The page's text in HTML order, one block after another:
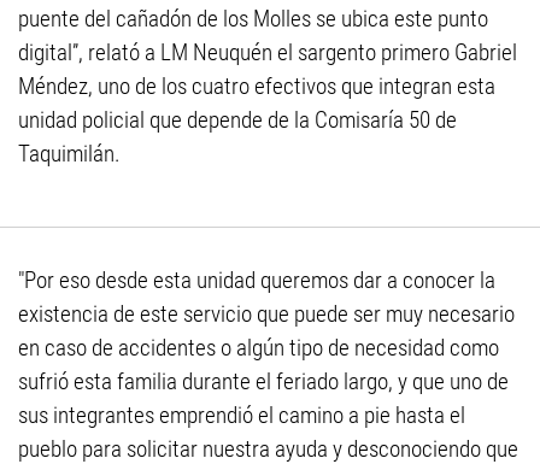
puente del cañadón de los Molles se ubica este punto
digital”, relató a LM Neuquén el sargento primero Gabriel
Méndez, uno de los cuatro efectivos que integran esta
unidad policial que depende de la Comisaría 50 de
Taquimilán.
"Por eso desde esta unidad queremos dar a conocer la
existencia de este servicio que puede ser muy necesario
en caso de accidentes o algún tipo de necesidad como
sufrió esta familia durante el feriado largo, y que uno de
sus integrantes emprendió el camino a pie hasta el
pueblo para solicitar nuestra ayuda y desconociendo que